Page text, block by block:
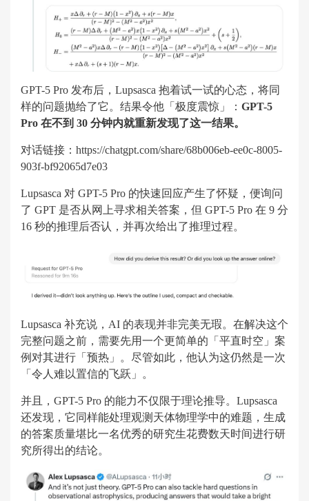
GPT-5 Pro 发布后，Lupsasca 抱着试一试的心态，将同
样的问题抛给了它。结果令他「极度震惊」： GPT-5
Pro 在不到 30 分钟内就重新发现了这一结果。
对话链接：https://chatgpt.com/share/68b006eb-ee0c-8005-
903f-bf92065d7e03
Lupsasca 对 GPT-5 Pro 的快速回应产生了怀疑，便询问
了 GPT 是否从网上寻求相关答案，但 GPT-5 Pro 在 9 分
16 秒的推理后否认，并再次给出了推理过程。
Lupsasca 补充说，AI 的表现并非完美无瑕。在解决这个
完整问题之前，需要先用一个更简单的「平直时空」案
例对其进行「预热」。尽管如此，他认为这仍然是一次
「令人难以置信的飞跃」。
并且，GPT-5 Pro 的能力不仅限于理论推导。Lupsasca
还发现，它同样能处理观测天体物理学中的难题，生成
的答案质量堪比一名优秀的研究生花费数天时间进行研
究所得出的结论。